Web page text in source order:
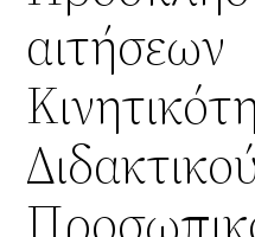
αιτήσεων
Διδακτικού